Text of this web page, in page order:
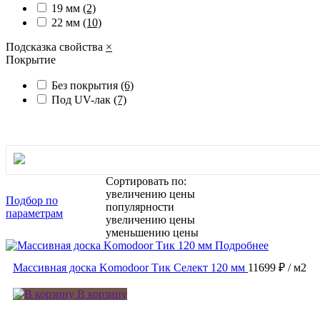
19 мм (2)
22 мм (10)
Подсказка свойства ×
Покрытие
Без покрытия (6)
Под UV-лак (7)
Подбор по
параметрам
Сортировать по:
увеличению цены
популярности
увеличению цены
уменьшению цены
Подробнее
Массивная доска Komodoor Тик Селект 120 мм 11699 ₽ / м2
В корзину